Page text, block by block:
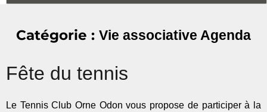
Catégorie : Vie associative Agenda
Fête du tennis
Le Tennis Club Orne Odon vous propose de participer à la